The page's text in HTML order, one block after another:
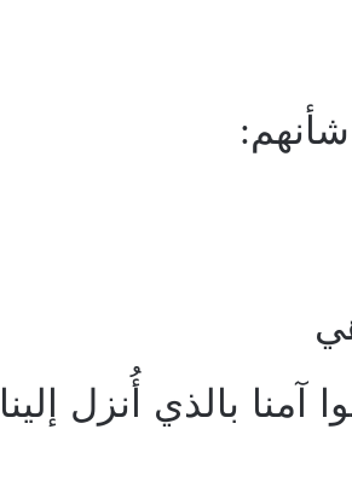
بالذي أُنزل إلينا